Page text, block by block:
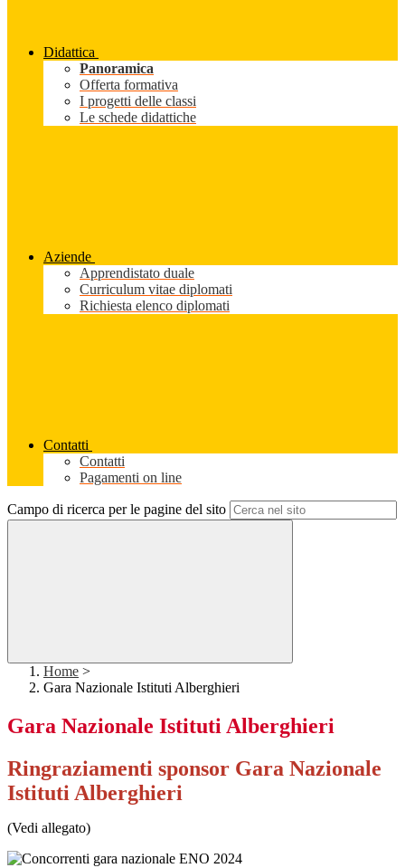
Didattica
Panoramica
Offerta formativa
I progetti delle classi
Le schede didattiche
Aziende
Apprendistato duale
Curriculum vitae diplomati
Richiesta elenco diplomati
Contatti
Contatti
Pagamenti on line
Campo di ricerca per le pagine del sito
Home >
Gara Nazionale Istituti Alberghieri
Gara Nazionale Istituti Alberghieri
Ringraziamenti sponsor Gara Nazionale
Istituti Alberghieri
(Vedi allegato)